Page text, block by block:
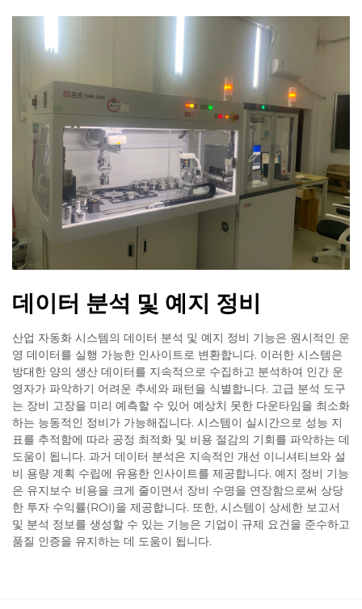
데이터 분석 및 예지 정비
산업 자동화 시스템의 데이터 분석 및 예지 정비 기능은 원시적인 운
영 데이터를 실행 가능한 인사이트로 변환합니다. 이러한 시스템은
방대한 양의 생산 데이터를 지속적으로 수집하고 분석하여 인간 운
영자가 파악하기 어려운 추세와 패턴을 식별합니다. 고급 분석 도구
는 장비 고장을 미리 예측할 수 있어 예상치 못한 다운타임을 최소화
하는 능동적인 정비가 가능해집니다. 시스템이 실시간으로 성능 지
표를 추적함에 따라 공정 최적화 및 비용 절감의 기회를 파악하는 데
도움이 됩니다. 과거 데이터 분석은 지속적인 개선 이니셔티브와 설
비 용량 계획 수립에 유용한 인사이트를 제공합니다. 예지 정비 기능
은 유지보수 비용을 크게 줄이면서 장비 수명을 연장함으로써 상당
한 투자 수익률(ROI)을 제공합니다. 또한, 시스템이 상세한 보고서
및 분석 정보를 생성할 수 있는 기능은 기업이 규제 요건을 준수하고
품질 인증을 유지하는 데 도움이 됩니다.